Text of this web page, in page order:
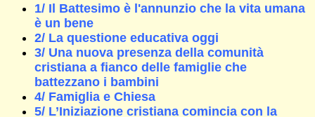
1/ Il Battesimo è l'annunzio che la vita umana
è un bene
2/ La questione educativa oggi
3/ Una nuova presenza della comunità
cristiana a fianco delle famiglie che
battezzano i bambini
4/ Famiglia e Chiesa
5/ L’Iniziazione cristiana comincia con la